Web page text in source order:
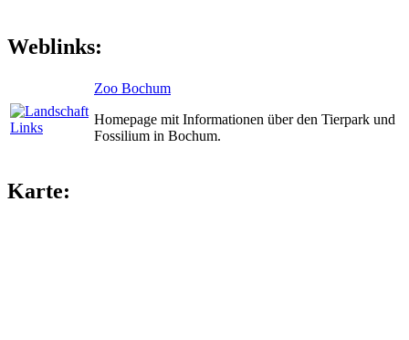
Weblinks:
Zoo Bochum
Homepage mit Informationen über den Tierpark und
Fossilium in Bochum.
Karte: